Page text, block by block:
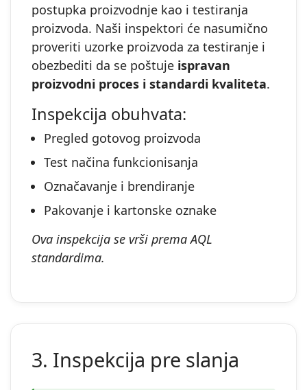
postupka proizvodnje kao i testiranja
proizvoda. Naši inspektori će nasumično
proveriti uzorke proizvoda za testiranje i
obezbediti da se poštuje ispravan
proizvodni proces i standardi kvaliteta.
Inspekcija obuhvata:
Pregled gotovog proizvoda
Test načina funkcionisanja
Označavanje i brendiranje
Pakovanje i kartonske oznake
Ova inspekcija se vrši prema AQL
standardima.
3. Inspekcija pre slanja